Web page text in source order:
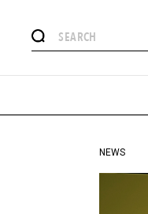
#GH 銘品の所以 #
NEWS